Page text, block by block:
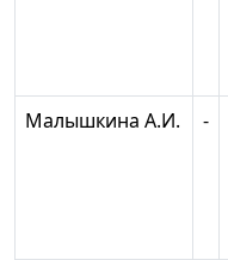
Малышкина А.И.
-